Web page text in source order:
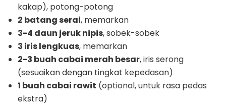
kakap), potong-potong
2 batang serai, memarkan
3-4 daun jeruk nipis, sobek-sobek
3 iris lengkuas, memarkan
2-3 buah cabai merah besar, iris serong
(sesuaikan dengan tingkat kepedasan)
1 buah cabai rawit (optional, untuk rasa pedas
ekstra)